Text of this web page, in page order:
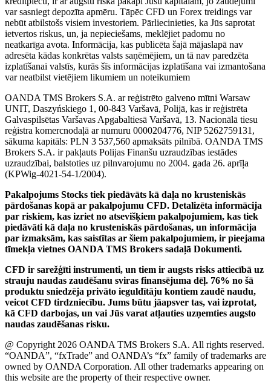
var sasniegt depozīta apmēru. Tāpēc CFD un Forex treidings var
nebūt atbilstošs visiem investoriem. Pārliecinieties, ka Jūs saprotat
ietvertos riskus, un, ja nepieciešams, meklējiet padomu no
neatkarīga avota. Informācija, kas publicēta šajā mājaslapā nav
adresēta kādas konkrētas valsts saņēmējiem, un tā nav paredzēta
izplatīšanai valstīs, kurās šīs informācijas izplatīšana vai izmantošana
var neatbilst vietējiem likumiem un noteikumiem
OANDA TMS Brokers S.A. ar reģistrēto galveno mītni Warsaw
UNIT, Daszyńskiego 1, 00-843 Varšavā, Polijā, kas ir reģistrēta
Galvaspilsētas Varšavas Apgabaltiesā Varšavā, 13. Nacionālā tiesu
reģistra komercnodaļā ar numuru 0000204776, NIP 5262759131,
sākuma kapitāls: PLN 3 537,560 apmaksāts pilnībā. OANDA TMS
Brokers S.A. ir pakļauts Polijas Finanšu uzraudzības iestādes
uzraudzībai, balstoties uz pilnvarojumu no 2004. gada 26. aprīļa
(KPWig-4021-54-1/2004).
Pakalpojums Stocks tiek piedāvāts kā daļa no krusteniskās
pārdošanas kopā ar pakalpojumu CFD. Detalizēta informācija
par riskiem, kas izriet no atsevišķiem pakalpojumiem, kas tiek
piedāvāti kā daļa no krusteniskās pārdošanas, un informācija
par izmaksām, kas saistītas ar šiem pakalpojumiem, ir pieejama
tīmekļa vietnes OANDA TMS Brokers sadaļā Dokumenti.
CFD ir sarežģīti instrumenti, un tiem ir augsts risks attiecībā uz
strauju naudas zaudēšanu sviras finansējuma dēļ. 76% no šā
produktu sniedzēja privāto ieguldītāju kontiem zaudē naudu,
veicot CFD tirdzniecību. Jums būtu jāapsver tas, vai izprotat,
kā CFD darbojas, un vai Jūs varat atļauties uzņemties augsto
naudas zaudēšanas risku.
@ Copyright 2026 OANDA TMS Brokers S.A. All rights reserved.
“OANDA”, “fxTrade” and OANDA’s “fx” family of trademarks are
owned by OANDA Corporation. All other trademarks appearing on
this website are the property of their respective owner.